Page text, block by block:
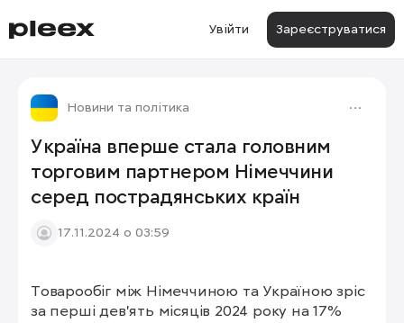
Увійти Зареєструватися
Новини та політика
Україна вперше стала головним
торговим партнером Німеччини
серед пострадянських країн
17.11.2024 о 03:59
Товарообіг між Німеччиною та Україною зріс
за перші дев'ять місяців 2024 року на 17%